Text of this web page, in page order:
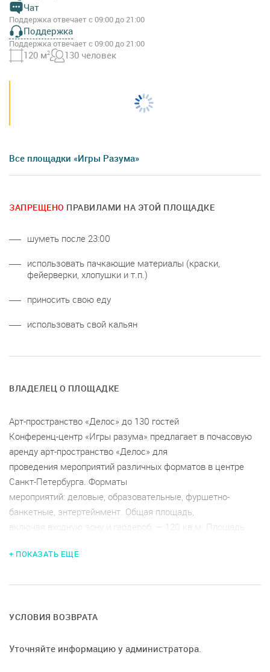
Чат
Поддержка отвечает с 09:00 до 21:00
Поддержка
Поддержка отвечает с 09:00 до 21:00
120 м2 130 человек
Все площадки «Игры Разума»
ЗАПРЕЩЕНО ПРАВИЛАМИ НА ЭТОЙ ПЛОЩАДКЕ
шуметь после 23:00
использовать пачкающие материалы (краски,
фейерверки, хлопушки и т.п.)
приносить свою еду
использовать свой кальян
ВЛАДЕЛЕЦ О ПЛОЩАДКЕ
Арт-пространство «Делос» до 130 гостей
Конференц-центр «Игры разума» предлагает в почасовую
аренду арт-пространство «Делос» для
проведения мероприятий различных форматов в центре
Санкт-Петербурга. Форматы
мероприятий: деловые, образовательные, фуршетно-
банкетные, энтертейнмент. Общая площадь,
включая входную зону и гардероб, — 120 кв.м. Площадь
85 кв.м. Вместимость зала: до 130 гостей при театральной
банкете. Технические параметры: проекционная система,
микшерный пульт, концертный свет, уникальная авторская
сценариями, плотные шторы блэкаут, мягкие или
+ ПОКАЗАТЬ ЕЩЕ
УСЛОВИЯ ВОЗВРАТА
Уточняйте информацию у администратора.